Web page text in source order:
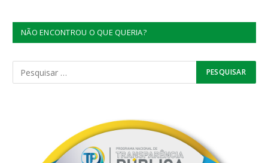
NÃO ENCONTROU O QUE QUERIA?